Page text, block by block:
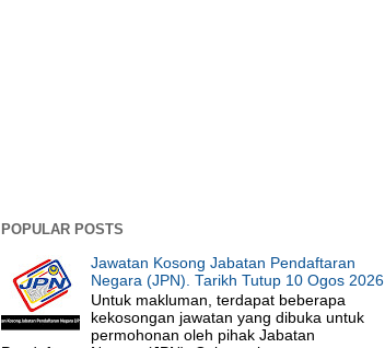
POPULAR POSTS
Jawatan Kosong Jabatan Pendaftaran
Negara (JPN). Tarikh Tutup 10 Ogos 2026
Untuk makluman, terdapat beberapa
kekosongan jawatan yang dibuka untuk
permohonan oleh pihak Jabatan